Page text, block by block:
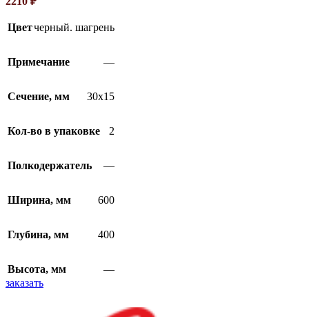
Цветчерный. шагрень
Примечание —
Сечение, мм 30х15
Кол-во в упаковке 2
Полкодержатель —
Ширина, мм 600
Глубина, мм 400
Высота, мм
—
заказать